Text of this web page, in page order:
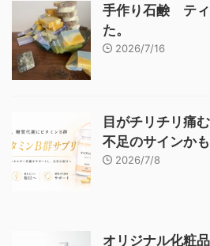
手作り石鹸 ティ
た。
2026/7/16
目がチリチリ痛
不足のサインか
2026/7/8
オリジナル化粧